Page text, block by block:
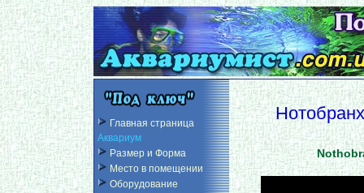
Главная страница
Аквариум
Размер и Форма
Место в помещении
Оборудование